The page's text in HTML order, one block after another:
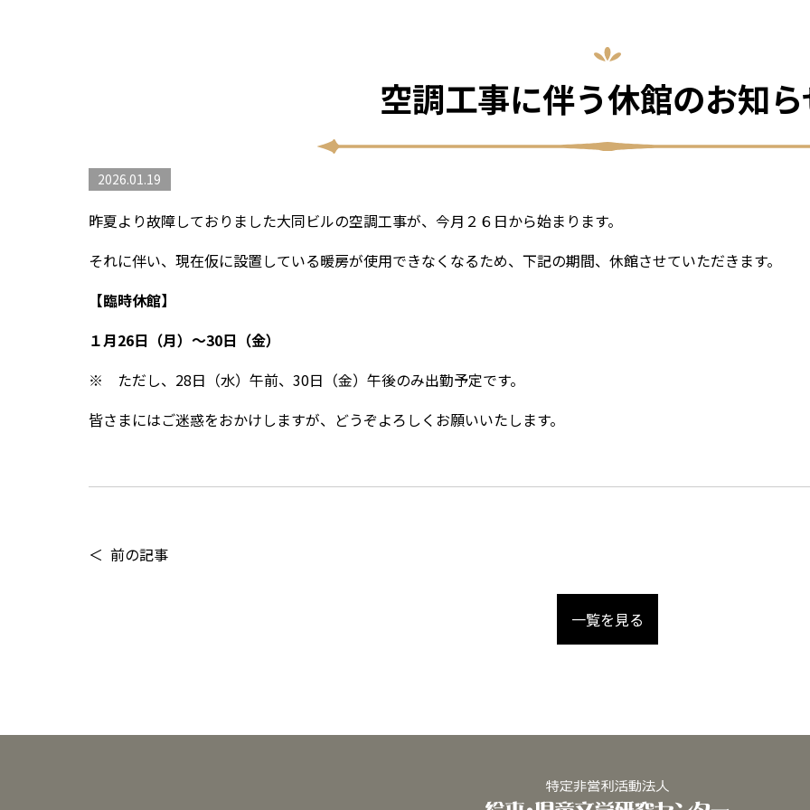
空調工事に伴う休館のお知
2026.01.19
昨夏より故障しておりました大同ビルの空調工事が、今月２６日から始まります。
それに伴い、現在仮に設置している暖房が使用できなくなるため、下記の期間、休館させていただきます。
【臨時休館】
１月26日（月）～30日（金）
※ ただし、28日（水）午前、30日（金）午後のみ出勤予定です。
皆さまにはご迷惑をおかけしますが、どうぞよろしくお願いいたします。
前の記事
一覧を見る